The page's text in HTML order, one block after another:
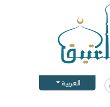
العربية